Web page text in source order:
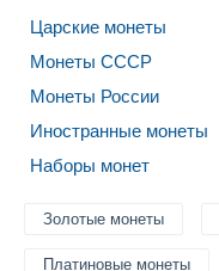
Царские монеты
Монеты СССР
Монеты России
Иностранные монеты
Наборы монет
Золотые монеты
Платиновые монеты